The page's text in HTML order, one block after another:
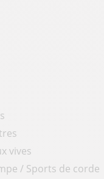
vives
/ Sports de corde